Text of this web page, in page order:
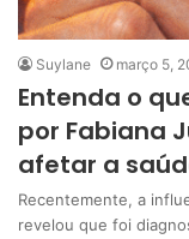
Suylane março 5,
Entenda o
por Fabiana
afetar a
Recentemente, a
revelou que foi